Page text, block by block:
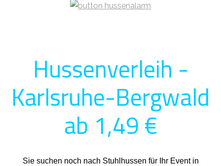
Hussenverleih -
Karlsruhe-Bergwald
ab 1,49 €
Sie suchen noch nach Stuhlhussen für Ihr Event in